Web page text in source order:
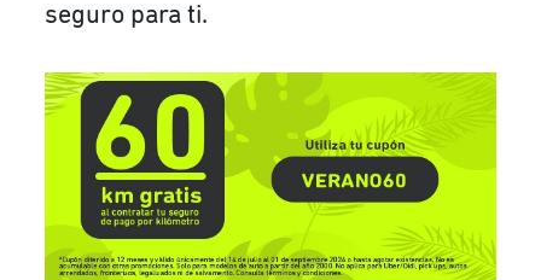
seguro para ti.